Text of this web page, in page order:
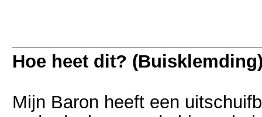
Hoe heet dit?
Mijn Baron heeft een